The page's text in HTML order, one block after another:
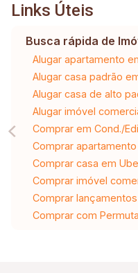
Links Úteis
Busca rápida de
Alugar apartamento
Alugar casa padrão
Alugar casa de alto
Alugar imóvel
Comprar em Cond./
Comprar
Comprar casa em
Comprar imóvel
Comprar
Comprar com Permuta